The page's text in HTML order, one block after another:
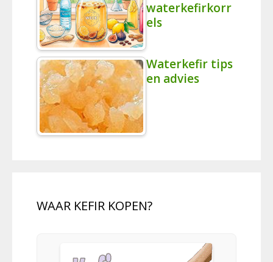
waterkefirkorr
els
Waterkefir tips
en advies
WAAR KEFIR KOPEN?